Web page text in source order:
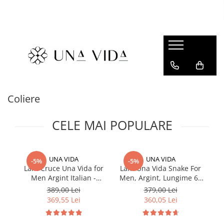
Cadouri pentru EA
CADOURI sub 150 lei - EL
Coliere
CELE MAI POPULARE
-5% UNA VIDA
Lant Cruce Una Vida for
Men Argint Italian -
Argintiu
389,00 Lei
369,55 Lei
-5% UNA VIDA
Lant Una Vida Snake For
Men, Argint, Lungime 60
cm
379,00 Lei
360,05 Lei